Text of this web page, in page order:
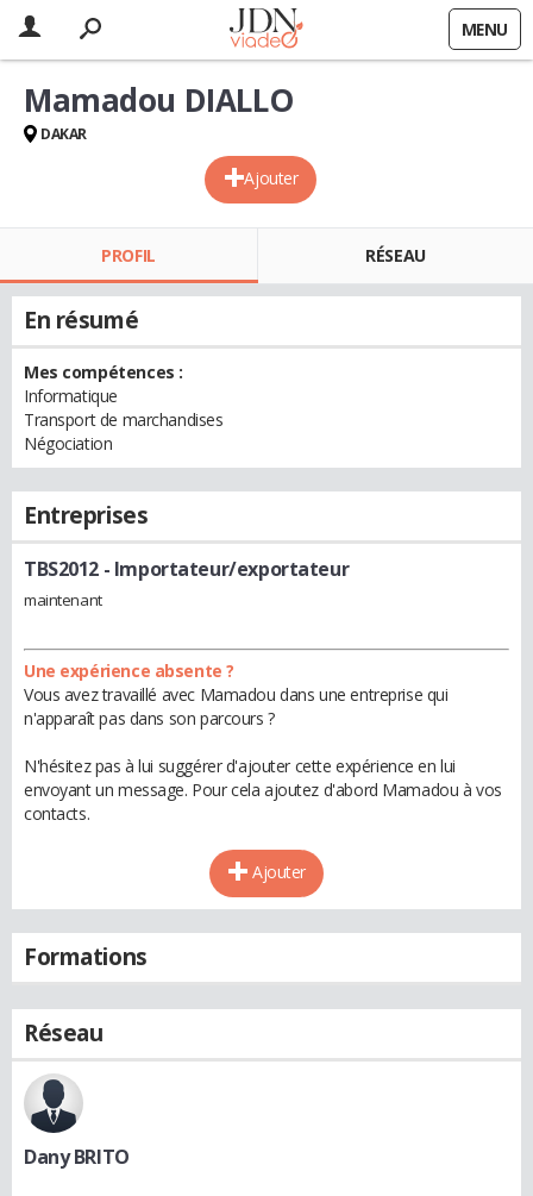
MENU
Ajouter
Mamadou DIALLO
DAKAR
PROFIL RÉSEAU
En résumé
Mes compétences :
Informatique
Transport de marchandises
Négociation
Entreprises
TBS2012 - Importateur/exportateur
maintenant
Une expérience absente ?
Vous avez travaillé avec Mamadou dans une entreprise qui
n'apparaît pas dans son parcours ?
N'hésitez pas à lui suggérer d'ajouter cette expérience en lui
envoyant un message. Pour cela ajoutez d'abord Mamadou à vos
contacts.
Ajouter
Formations
Réseau
Dany BRITO